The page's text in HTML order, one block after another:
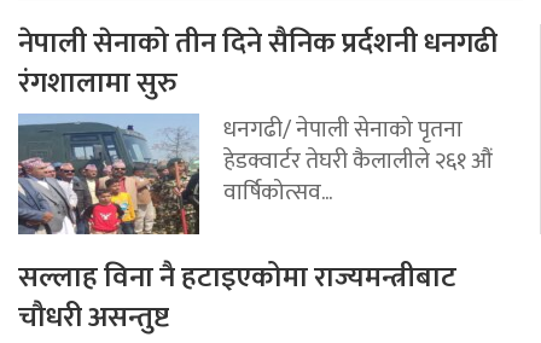
नेपाली सेनाको तीन दिने सैनिक प्रर्दशनी धनगढी
रंगशालामा सुरु
धनगढी/ नेपाली सेनाको पृतना
हेडक्वार्टर तेघरी कैलालीले २६१ औं
वार्षिकोत्सव...
सल्लाह विना नै हटाइएकोमा राज्यमन्त्रीबाट
चौधरी असन्तुष्ट